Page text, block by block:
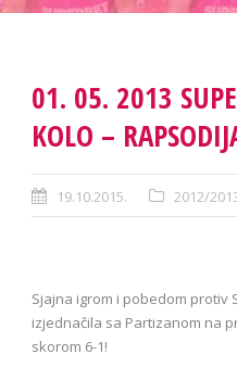
01. 05. 2013
KOLO –
19.10.2015. 2012/
Sjajna igrom i pobedom protiv
izjednačila sa Partizanom na
skorom 6-1!